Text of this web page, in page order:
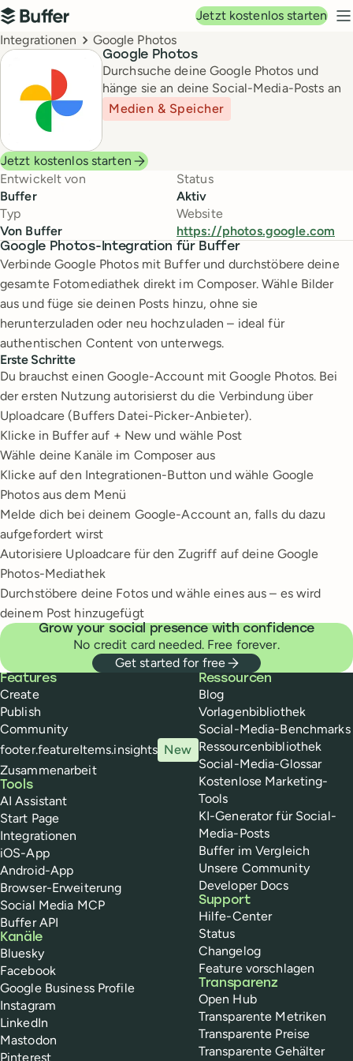
Hauptnavigation
Buffer
Jetzt kostenlos starten
Breadcrumbs
Integrationen Google Photos
Google Photos
Durchsuche deine Google Photos und
hänge sie an deine Social-Media-Posts an
Medien & Speicher
Jetzt kostenlos starten
Entwickelt von
Buffer
Status
Aktiv
Typ
Von Buffer
Website
https://photos.google.com
Google Photos-Integration für Buffer
Verbinde Google Photos mit Buffer und durchstöbere deine
gesamte Fotomediathek direkt im Composer. Wähle Bilder
aus und füge sie deinen Posts hinzu, ohne sie
herunterzuladen oder neu hochzuladen – ideal für
authentischen Content von unterwegs.
Erste Schritte
Du brauchst einen Google-Account mit Google Photos. Bei
der ersten Nutzung autorisierst du die Verbindung über
Uploadcare (Buffers Datei-Picker-Anbieter).
Klicke in Buffer auf + New und wähle Post
Wähle deine Kanäle im Composer aus
Klicke auf den Integrationen-Button und wähle Google
Photos aus dem Menü
Melde dich bei deinem Google-Account an, falls du dazu
aufgefordert wirst
Autorisiere Uploadcare für den Zugriff auf deine Google
Photos-Mediathek
Durchstöbere deine Fotos und wähle eines aus – es wird
deinem Post hinzugefügt
Grow your social presence with confidence
No credit card needed. Free forever.
Get started for free
Buffer
Features
Create
Publish
Community
footer.featureItems.insights New
Zusammenarbeit
Tools
AI Assistant
Start Page
Integrationen
iOS-App
Android-App
Browser-Erweiterung
Social Media MCP
Buffer API
Kanäle
Bluesky
Facebook
Google Business Profile
Instagram
LinkedIn
Mastodon
Pinterest
Ressourcen
Blog
Vorlagenbibliothek
Social-Media-Benchmarks
Ressourcenbibliothek
Social-Media-Glossar
Kostenlose Marketing-
Tools
KI-Generator für Social-
Media-Posts
Buffer im Vergleich
Unsere Community
Developer Docs
Support
Hilfe-Center
Status
Changelog
Feature vorschlagen
Transparenz
Open Hub
Transparente Metriken
Transparente Preise
Transparente Gehälter